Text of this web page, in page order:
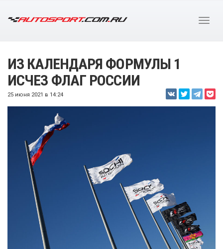
ИЗ КАЛЕНДАРЯ ФОРМУЛЫ 1
ИСЧЕЗ ФЛАГ РОССИИ
25 июня 2021 в 14:24